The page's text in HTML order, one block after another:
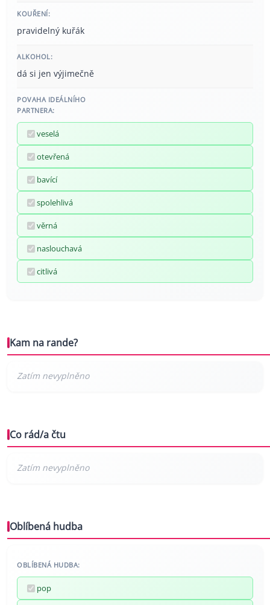
KOUŘENÍ:
pravidelný kuřák
ALKOHOL:
dá si jen výjimečně
POVAHA IDEÁLNÍHO
PARTNERA:
veselá
otevřená
bavící
spolehlivá
věrná
naslouchavá
citlivá
Kam na rande?
Co rád/a čtu
Oblíbená hudba
OBLÍBENÁ HUDBA:
pop